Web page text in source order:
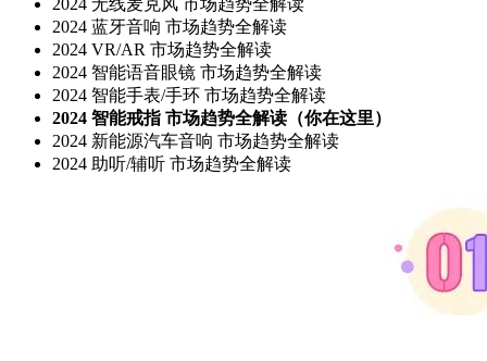
2024 蓝牙音响 市场趋势全解读
2024 VR/AR 市场趋势全解读
2024 智能语音眼镜 市场趋势全解读
2024 智能手表/手环 市场趋势全解读
2024 智能戒指 市场趋势全解读（你在这里）
2024 新能源汽车音响 市场趋势全解读
2024 助听/辅听 市场趋势全解读